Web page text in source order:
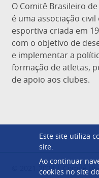
O Comitê Brasileiro de
é uma associação
esportiva criada em
com o objetivo de
e implementar a
formação de atletas,
de apoio aos clubes.
© 2021-2023 | Comitê
Este site utiliza
site.
Ao continuar
cookies no site